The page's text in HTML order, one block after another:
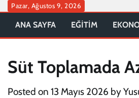
Skip
content
Pazar, Ağustos 9, 2026
ANA SAYFA EĞİTİM
Süt Toplamada
Posted on 13 Mayıs 2026 by